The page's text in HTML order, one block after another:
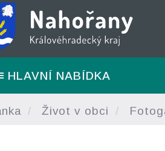
HLAVNÍ NABÍDKA
Život v obci